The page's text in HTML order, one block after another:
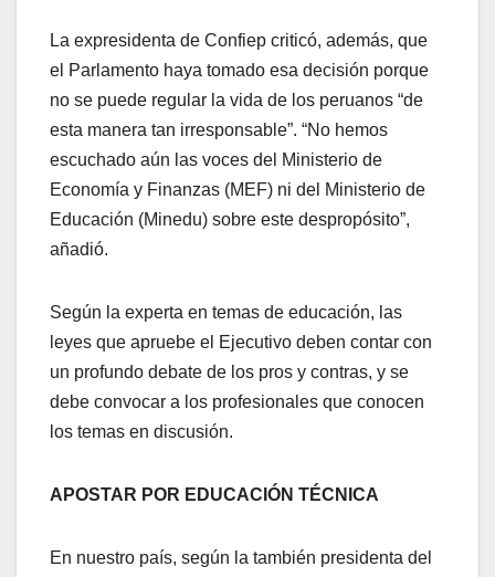
La expresidenta de Confiep criticó, además, que
el Parlamento haya tomado esa decisión porque
no se puede regular la vida de los peruanos “de
esta manera tan irresponsable”. “No hemos
escuchado aún las voces del Ministerio de
Economía y Finanzas (MEF) ni del Ministerio de
Educación (Minedu) sobre este despropósito”,
añadió.
Según la experta en temas de educación, las
leyes que apruebe el Ejecutivo deben contar con
un profundo debate de los pros y contras, y se
debe convocar a los profesionales que conocen
los temas en discusión.
APOSTAR POR EDUCACIÓN TÉCNICA
En nuestro país, según la también presidenta del